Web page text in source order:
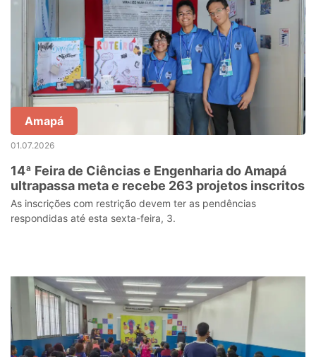
Amapá
01.07.2026
14ª Feira de Ciências e Engenharia do Amapá
ultrapassa meta e recebe 263 projetos inscritos
As inscrições com restrição devem ter as pendências
respondidas até esta sexta-feira, 3.